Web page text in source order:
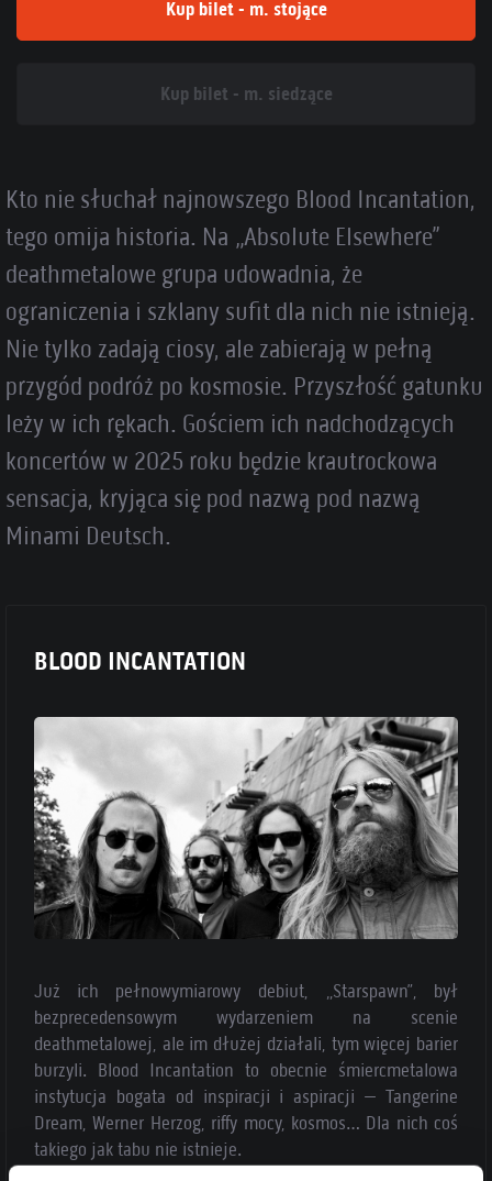
Kup bilet - m. stojące
Kup bilet - m. siedzące
Kto nie słuchał najnowszego Blood Incantation,
tego omija historia. Na „Absolute Elsewhere”
deathmetalowe grupa udowadnia, że
ograniczenia i szklany sufit dla nich nie istnieją.
Nie tylko zadają ciosy, ale zabierają w pełną
przygód podróż po kosmosie. Przyszłość gatunku
leży w ich rękach. Gościem ich nadchodzących
koncertów w 2025 roku będzie krautrockowa
sensacja, kryjąca się pod nazwą pod nazwą
Minami Deutsch.
BLOOD INCANTATION
Już ich pełnowymiarowy debiut, „Starspawn”, był
bezprecedensowym wydarzeniem na scenie
deathmetalowej, ale im dłużej działali, tym więcej barier
burzyli. Blood Incantation to obecnie śmiercmetalowa
instytucja bogata od inspiracji i aspiracji – Tangerine
Dream, Werner Herzog, riffy mocy, kosmos… Dla nich coś
takiego jak tabu nie istnieje.